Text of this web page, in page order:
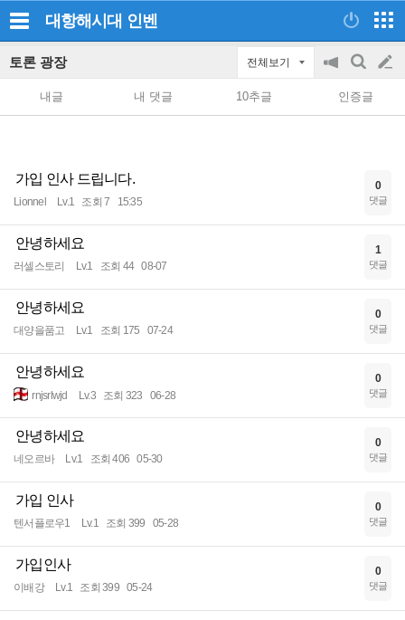
대항해시대 인벤
토론 광장 전체보기
공
on/off
검
색
글
쓰
내글 내 댓글 10추글 인증글
가입 인사 드립니다.
Lionnel Lv.1 조회 7 15:35
0
댓글
안녕하세요
러셀스토리 Lv.1 조회 44 08-07
1
댓글
안녕하세요
대양을품고 Lv.1 조회 175 07-24
0
댓글
안녕하세요
rnjsrlwjd Lv.3 조회 323 06-28
0
댓글
안녕하세요
네오르바 Lv.1 조회 406 05-30
0
댓글
가입 인사
텐서플로우1 Lv.1 조회 399 05-28
0
댓글
가입인사
이배강 Lv.1 조회 399 05-24
0
댓글